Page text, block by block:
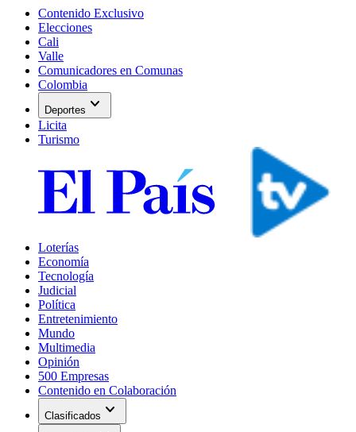
Contenido Exclusivo
Elecciones
Cali
Valle
Comunicadores en Comunas
Colombia
Deportes expand_more
Licita
Turismo
Loterías
Economía
Tecnología
Judicial
Política
Entretenimiento
Mundo
Multimedia
Opinión
500 Empresas
Contenido en Colaboración
Clasificados expand_more